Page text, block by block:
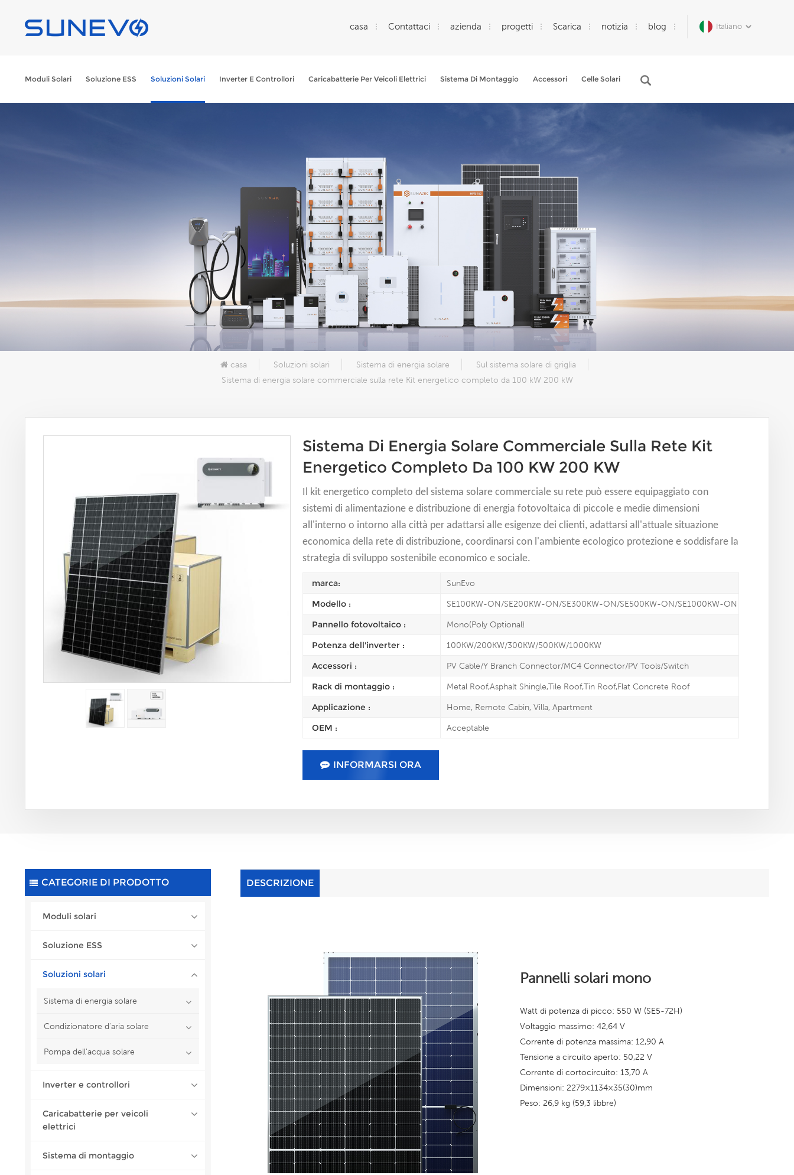
Italiano
casa Contattaci azienda progetti Scarica notizia blog
Moduli Solari Soluzione ESS Soluzioni Solari Inverter E Controllori Caricabatterie Per Veicoli Elettrici Sistema Di Montaggio Accessori Celle Solari
casa Soluzioni solari Sistema di energia solare
Sul sistema solare di griglia
Sistema di energia solare commerciale sulla rete Kit energetico completo da 100 kW 200 kW
Sistema Di Energia Solare Commerciale Sulla Rete Kit
Energetico Completo Da 100 KW 200 KW
Il kit energetico completo del sistema solare commerciale su rete può essere equipaggiato con
sistemi di alimentazione e distribuzione di energia fotovoltaica di piccole e medie dimensioni
all'interno o intorno alla città per adattarsi alle esigenze dei clienti, adattarsi all'attuale situazione
economica della rete di distribuzione, coordinarsi con l'ambiente ecologico protezione e soddisfare la
strategia di sviluppo sostenibile economico e sociale.
marca: SunEvo
Modello : SE100KW-ON/SE200KW-ON/SE300KW-ON/SE500KW-ON/SE1000KW-ON
Pannello fotovoltaico : Mono(Poly Optional)
Potenza dell'inverter : 100KW/200KW/300KW/500KW/1000KW
Accessori : PV Cable/Y Branch Connector/MC4 Connector/PV Tools/Switch
Rack di montaggio : Metal Roof,Asphalt Shingle,Tile Roof,Tin Roof,Flat Concrete Roof
Applicazione : Home, Remote Cabin, Villa, Apartment
OEM : Acceptable
INFORMARSI ORA
CATEGORIE DI PRODOTTO
Moduli solari
Soluzione ESS
Soluzioni solari
Sistema di energia solare
Condizionatore d'aria solare
Pompa dell'acqua solare
Inverter e controllori
Caricabatterie per veicoli
elettrici
Sistema di montaggio
DESCRIZIONE
Pannelli solari mono
Watt di potenza di picco: 550 W (SE5-72H)
Voltaggio massimo: 42,64 V
Corrente di potenza massima: 12,90 A
Tensione a circuito aperto: 50,22 V
Corrente di cortocircuito: 13,70 A
Dimensioni: 2279×1134×35(30)mm
Peso: 26,9 kg (59,3 libbre)